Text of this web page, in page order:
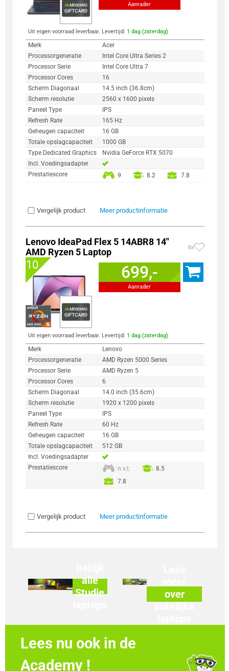
Aanrader
Uit eigen voorraad leverbaar. Levertijd: 1 dag (zaterdag)
Merk
Acer
Processorgeneratie
Intel Core Ultra Series 2
Processor Serie
Intel Core Ultra 7
Processor Cores
16
Scherm Diagonaal
14.5 inch (36.8cm)
Scherm resolutie
2560 x 1600 pixels
Paneel Type
IPS
Refresh Rate
165 Hz
Geheugen capaciteit
16 GB
Totale opslagcapaciteit
1000 GB
Type Dedicated Graphics
Nvidia GeForce RTX 5070
Incl. Voedingsadapter
Prestatiescore
9 8.2 7.8
Vergelijk product Meer productinformatie
Lenovo IdeaPad Flex 5 14ABR8 14"
AMD Ryzen 5 Laptop
6x
10 699,-
Aanrader
Uit eigen voorraad leverbaar. Levertijd: 1 dag (zaterdag)
Merk
Lenovo
Processorgeneratie
AMD Ryzen 5000 Series
Processor Serie
AMD Ryzen 5
Processor Cores
6
Scherm Diagonaal
14.0 inch (35.6cm)
Scherm resolutie
1920 x 1200 pixels
Paneel Type
IPS
Refresh Rate
60 Hz
Geheugen capaciteit
16 GB
Totale opslagcapaciteit
512 GB
Incl. Voedingsadapter
Prestatiescore
n.v.t.
8.5
7.8
Vergelijk product Meer productinformatie
alle
Studie
over
Lees nu ook in de
Academy !